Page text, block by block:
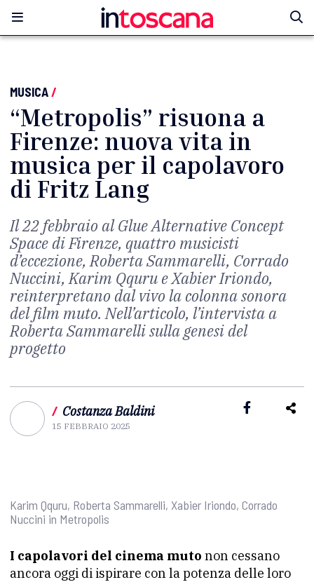
MUSICA/
“Metropolis” risuona a
Firenze: nuova vita in
musica per il capolavoro
di Fritz Lang
Il 22 febbraio al Glue Alternative Concept
Space di Firenze, quattro musicisti
d’eccezione, Roberta Sammarelli, Corrado
Nuccini, Karim Qquru e Xabier Iriondo,
reinterpretano dal vivo la colonna sonora
del film muto. Nell’articolo, l’intervista a
Roberta Sammarelli sulla genesi del
progetto
/ Costanza Baldini
15 FEBBRAIO 2025
Karim Qquru, Roberta Sammarelli, Xabier Iriondo, Corrado
Nuccini in Metropolis
I capolavori del cinema muto non cessano
ancora oggi di ispirare con la potenza delle loro